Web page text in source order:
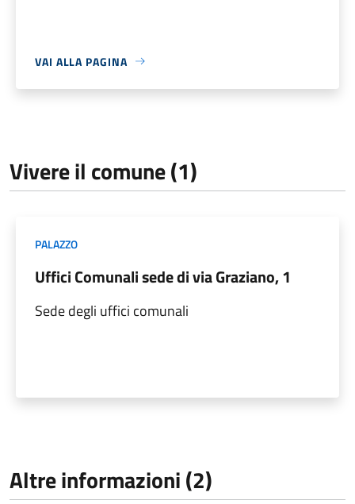
VAI ALLA PAGINA
Vivere il comune (1)
PALAZZO
Uffici Comunali sede di via Graziano, 1
Sede degli uffici comunali
Altre informazioni (2)